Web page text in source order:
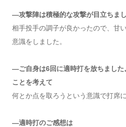
―攻撃陣は積極的な攻撃が目立ちま
相手投手の調子が良かったので、甘
意識をしました。
―ご自身は6回に適時打を放ちました
ことを考えて
何とか点を取ろうという意識で打席
―適時打のご感想は